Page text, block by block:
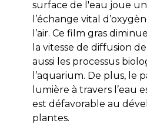
surface de l'eau joue
l’échange vital
l’air. Ce film gras
la vitesse de diffusion
aussi les processus
l’aquarium. De plus, le
lumière à travers l’eau
est défavorable au
plantes.